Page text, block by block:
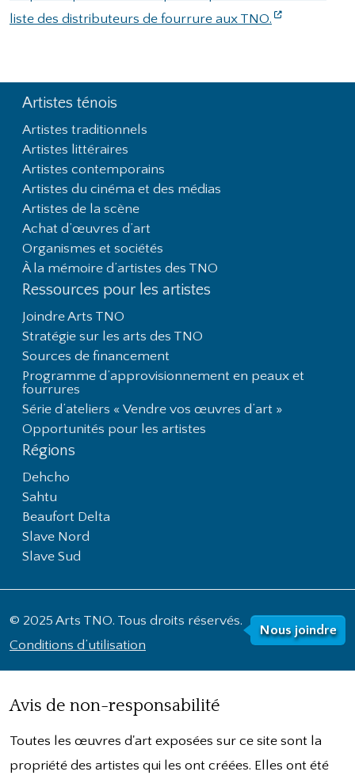
liste des distributeurs de fourrure aux TNO.
Footer First
Artistes ténois
Artistes traditionnels
Artistes littéraires
Artistes contemporains
Artistes du cinéma et des médias
Artistes de la scène
Achat d’œuvres d’art
Organismes et sociétés
À la mémoire d’artistes des TNO
Ressources pour les artistes
Joindre Arts TNO
Stratégie sur les arts des TNO
Sources de financement
Programme d’approvisionnement en peaux et
fourrures
Série d’ateliers « Vendre vos œuvres d’art »
Opportunités pour les artistes
Régions
Dehcho
Sahtu
Beaufort Delta
Slave Nord
Slave Sud
© 2025 Arts TNO. Tous droits réservés.
Conditions d’utilisation
Nous joindre
Avis de non-responsabilité
Toutes les œuvres d'art exposées sur ce site sont la
propriété des artistes qui les ont créées. Elles ont été